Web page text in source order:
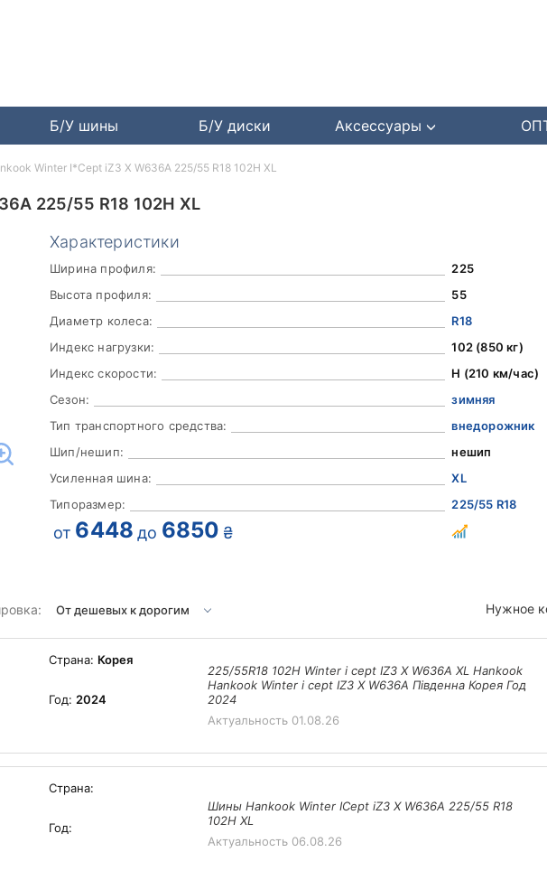
Б/У шины Б/У диски Аксессуары
225/55 R18 102H XL
Характеристики
Ширина профиля:
225
Высота профиля:
55
Диаметр колеса:
R18
Индекс нагрузки:
102 (850 кг)
Индекс скорости:
H (210 км/час)
Сезон:
зимняя
Тип транспортного средства:
внедорожник
Шип/нешип:
нешип
Усиленная шина:
XL
Типоразмер:
225/55 R18
от 6448 до 6850 ₴
Нужное
Страна: Корея
Год: 2024
225/55R18 102H Winter i cept IZ3 X W636A XL Hankook
Hankook Winter i cept IZ3 X W636A Південна Корея Год
2024
Актуальность 01.08.26
Страна:
Год:
Шины Hankook Winter ICept iZ3 X W636A 225/55 R18
102H XL
Актуальность 06.08.26
Winter I*Cept iZ3 X W636A 225/55 R18 102H XL